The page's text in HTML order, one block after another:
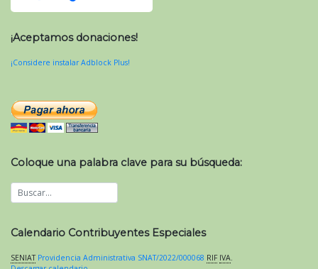
¡Aceptamos donaciones!
¡Considere instalar Adblock Plus!
Coloque una palabra clave para su búsqueda:
Calendario Contribuyentes Especiales
SENIAT Providencia Administrativa SNAT/2022/000068 RIF IVA